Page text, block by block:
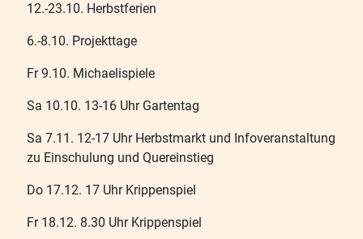
12.-23.10. Herbstferien
6.-8.10. Projekttage
Fr 9.10. Michaelispiele
Sa 10.10. 13-16 Uhr Gartentag
Sa 7.11. 12-17 Uhr Herbstmarkt und Infoveranstaltung
zu Einschulung und Quereinstieg
Do 17.12. 17 Uhr Krippenspiel
Fr 18.12. 8.30 Uhr Krippenspiel